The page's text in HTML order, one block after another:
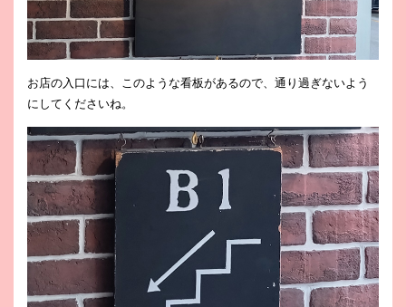
お店の入口には、このような看板があるので、通り過ぎないよう
にしてくださいね。